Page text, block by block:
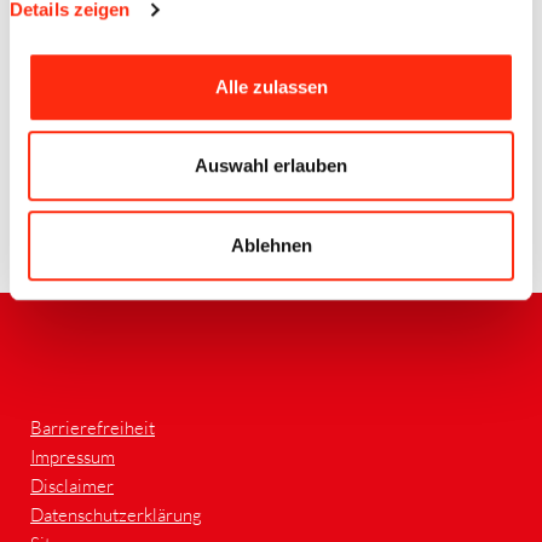
Details zeigen
Alle zulassen
Auswahl erlauben
Ablehnen
Zurück
Barrierefreiheit
Impressum
Disclaimer
Datenschutzerklärung